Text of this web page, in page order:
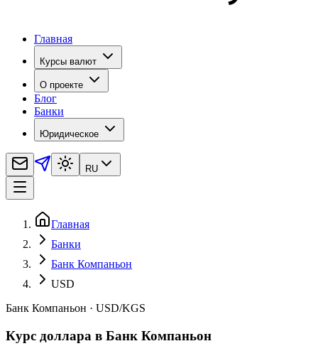
Главная
Курсы валют
О проекте
Блог
Банки
Юридическое
RU
Главная
Банки
Банк Компаньон
USD
Банк Компаньон · USD/KGS
Курс доллара в Банк Компаньон